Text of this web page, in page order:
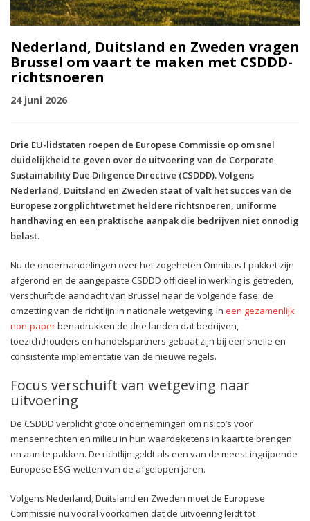
Nederland, Duitsland en Zweden vragen
Brussel om vaart te maken met CSDDD-
richtsnoeren
24 juni 2026
Drie EU-lidstaten roepen de Europese Commissie op om snel
duidelijkheid te geven over de uitvoering van de Corporate
Sustainability Due Diligence Directive (CSDDD). Volgens
Nederland, Duitsland en Zweden staat of valt het succes van de
Europese zorgplichtwet met heldere richtsnoeren, uniforme
handhaving en een praktische aanpak die bedrijven niet onnodig
belast.
Nu de onderhandelingen over het zogeheten Omnibus I-pakket zijn
afgerond en de aangepaste CSDDD officieel in werking is getreden,
verschuift de aandacht van Brussel naar de volgende fase: de
omzetting van de richtlijn in nationale wetgeving. In een gezamenlijk
non-paperbenadrukken de drie landen dat bedrijven,
toezichthouders en handelspartners gebaat zijn bij een snelle en
consistente implementatie van de nieuwe regels.
Focus verschuift van wetgeving naar
uitvoering
De CSDDD verplicht grote ondernemingen om risico’s voor
mensenrechten en milieu in hun waardeketens in kaart te brengen
en aan te pakken. De richtlijn geldt als een van de meest ingrijpende
Europese ESG-wetten van de afgelopen jaren.
Volgens Nederland, Duitsland en Zweden moet de Europese
Commissie nu vooral voorkomen dat de uitvoering leidt tot